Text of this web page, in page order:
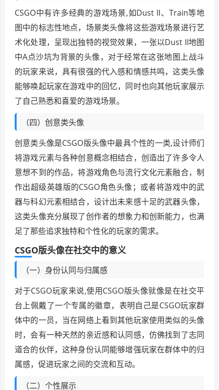
CSGO中有许多经典的游戏场景,如Dust II、Train等地
图中的标志性地点，场景类头像将这些游戏场景进行艺
术化处理，呈现出独特的视觉效果，一张以Dust II地图
中A点沙坑为背景的头像，对于经常在这张地图上战斗
的玩家来说，具有很强的代入感和情感共鸣，这类头像
能够唤起玩家在游戏中的回忆，同时也向其他玩家展示
了自己熟悉和喜爱的游戏场景。
（四）创意类头像
创意类头像是CSGO版头像中最具个性的一类,设计师们
将游戏元素与各种创意概念相结合，创造出了许多令人
意想不到的作品，将游戏角色与流行文化元素融合，制
作出超级英雄版的CSGO角色头像；或者将游戏中的武
器与科幻元素相结合，设计出未来感十足的武器头像，
这类头像充分展现了创作者的想象力和创新能力，也满
足了那些追求独特和个性化的玩家的需求。
CSGO版头像在社交中的意义
（一）身份认同与归属感
对于CSGO玩家来说,使用CSGO版头像就像是在社交平
台上佩戴了一个专属的徽章，表明自己是CSGO玩家群
体中的一员，当在网络上看到其他玩家使用类似的头像
时，会有一种天然的亲近感和认同感，仿佛找到了志同
道合的伙伴，这种身份认同能够增强玩家在群体中的归
属感，促进玩家之间的交流和互动。
（二）个性展示